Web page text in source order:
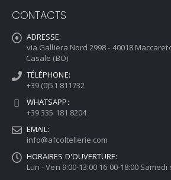
CONTACTS
ADRESSE:
via Galliera Nord 2998 - 40018
Casale (BO)
TÉLÉPHONE:
+39 (0)51 811732
WHATSAPP:
+39 335 181 8204
EMAIL:
info@afcoltellerie.com
HORAIRES D'OUVERTURE:
Lun - Ven 9:00-13:00 16:00-18:00